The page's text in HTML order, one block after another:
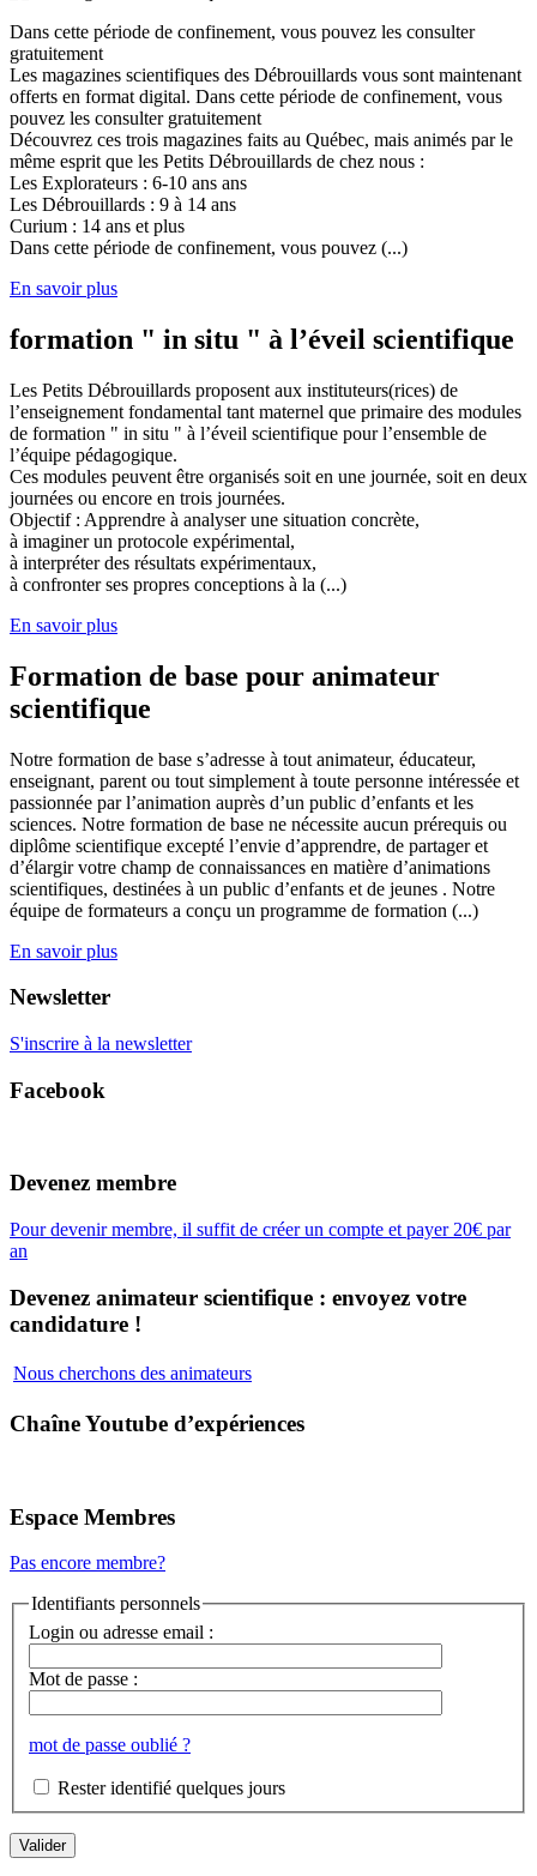
Dans cette période de confinement, vous pouvez les consulter
gratuitement
Les magazines scientifiques des Débrouillards vous sont maintenant
offerts en format digital. Dans cette période de confinement, vous
pouvez les consulter gratuitement
Découvrez ces trois magazines faits au Québec, mais animés par le
même esprit que les Petits Débrouillards de chez nous :
Les Explorateurs : 6-10 ans ans
Les Débrouillards : 9 à 14 ans
Curium : 14 ans et plus
Dans cette période de confinement, vous pouvez (...)
En savoir plus
formation " in situ " à l’éveil scientifique
Les Petits Débrouillards proposent aux instituteurs(rices) de
l’enseignement fondamental tant maternel que primaire des modules
de formation " in situ " à l’éveil scientifique pour l’ensemble de
l’équipe pédagogique.
Ces modules peuvent être organisés soit en une journée, soit en deux
journées ou encore en trois journées.
Objectif : Apprendre à analyser une situation concrète,
à imaginer un protocole expérimental,
à interpréter des résultats expérimentaux,
à confronter ses propres conceptions à la (...)
En savoir plus
Formation de base pour animateur
scientifique
Notre formation de base s’adresse à tout animateur, éducateur,
enseignant, parent ou tout simplement à toute personne intéressée et
passionnée par l’animation auprès d’un public d’enfants et les
sciences. Notre formation de base ne nécessite aucun prérequis ou
diplôme scientifique excepté l’envie d’apprendre, de partager et
d’élargir votre champ de connaissances en matière d’animations
scientifiques, destinées à un public d’enfants et de jeunes . Notre
équipe de formateurs a conçu un programme de formation (...)
En savoir plus
Newsletter
S'inscrire à la newsletter
Facebook
Devenez membre
Pour devenir membre, il suffit de créer un compte et payer 20€ par
an
Devenez animateur scientifique : envoyez votre
candidature !
Nous cherchons des animateurs
Chaîne Youtube d’expériences
Espace Membres
Pas encore membre?
Identifiants personnels
Login ou adresse email :
Mot de passe :
mot de passe oublié ?
Rester identifié quelques jours